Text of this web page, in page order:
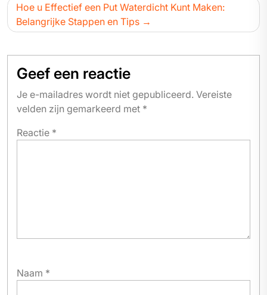
Hoe u Effectief een Put Waterdicht Kunt Maken:
Belangrijke Stappen en Tips
Geef een reactie
Je e-mailadres wordt niet gepubliceerd. Vereiste
velden zijn gemarkeerd met *
Reactie *
Naam *